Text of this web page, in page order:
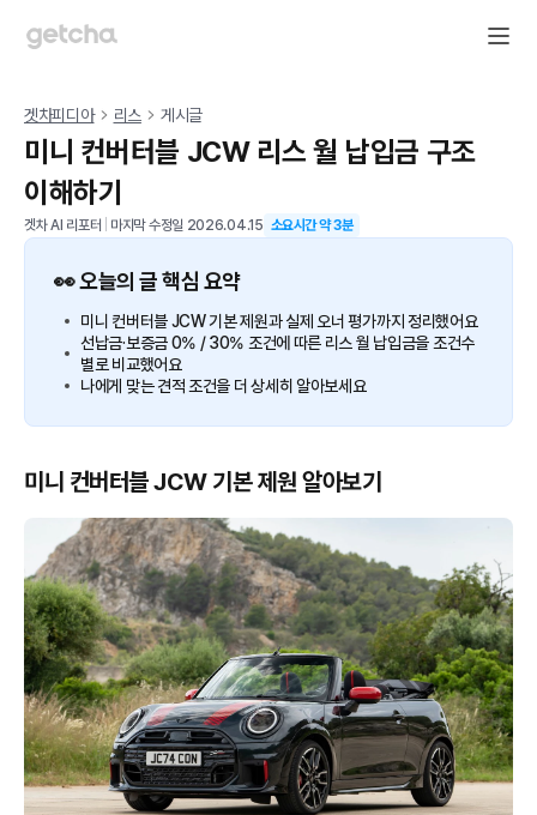
겟차피디아 리스 게시글
미니 컨버터블 JCW 리스 월 납입금 구조
이해하기
겟차 AI 리포터 마지막 수정일 2026.04.15 소요시간 약3분
👀 오늘의 글 핵심 요약
미니 컨버터블 JCW 기본 제원과 실제 오너 평가까지 정리했어요
선납금·보증금 0% / 30% 조건에 따른 리스 월 납입금을 조건수
별로 비교했어요
나에게 맞는 견적 조건을 더 상세히 알아보세요
미니 컨버터블 JCW 기본 제원 알아보기